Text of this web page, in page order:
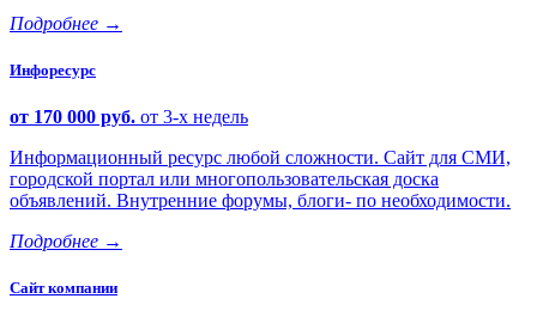
Подробнее →
Инфоресурс
от 170 000 руб. от 3-х недель
Информационный ресурс любой сложности. Сайт для СМИ,
городской портал или многопользовательская доска
объявлений. Внутренние форумы, блоги- по необходимости.
Подробнее →
Сайт компании